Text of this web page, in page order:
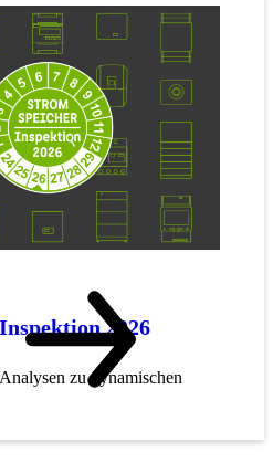
2026
zu dynamischen